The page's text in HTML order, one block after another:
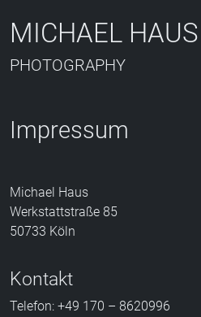
MICHAEL HAUS
PHOTOGRAPHY
Impressum
Michael Haus
Werkstattstraße 85
50733 Köln
Kontakt
Telefon: +49 170 – 8620996